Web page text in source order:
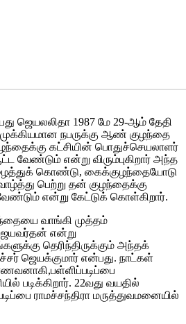
ஜெயலலிதா 1987 மே 29-ஆம் தேதி
நபருக்கு ஆண் குழந்தை
கட்சியின் பொதுச்செயலாளர்
வேண்டும் என்று விரும்புகிறார் அந்த
கொண்டு, கைக்குழந்தையோடு
பெற்று தன் குழந்தைக்கு
என்று கேட்டுக் கொள்கிறார்.
வாங்கி முத்தம்
என்று
தெரிந்திருக்கும் அந்தக்
ஜெயக்குமார் என்பது. நாட்கள்
படிக்கிறார். 22வது வயதில்
ராமச்சந்திரா மருத்துவமனையில்